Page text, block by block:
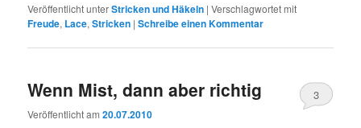
Veröffentlicht unterStricken und Häkeln |Verschlagwortet mit
Freude, Lace,Stricken |Schreibe einen Kommentar
Wenn Mist, dann aber richtig
Veröffentlicht am20.07.2010
3